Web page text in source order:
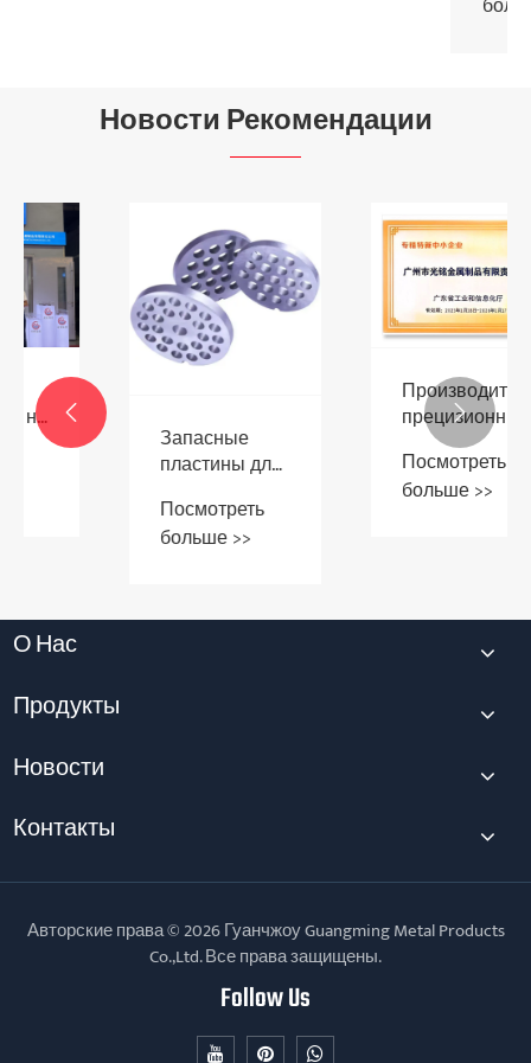
Новости Рекомендации
Запасные
пластины для
мясорубки
Посмотреть
больше >>
Производитель
прецизионных
порошковой
металлургии
«специализированного
Посмотреть
больше >>
 
О Нас
Продукты
Новости
Контакты
Авторские права © 2026 Гуанчжоу Guangming Metal Products
Co.,Ltd. Все права защищены.
Follow Us